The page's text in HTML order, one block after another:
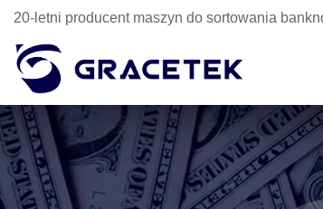
20-letni producent maszyn do sortowania